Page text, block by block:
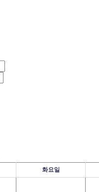
화요일